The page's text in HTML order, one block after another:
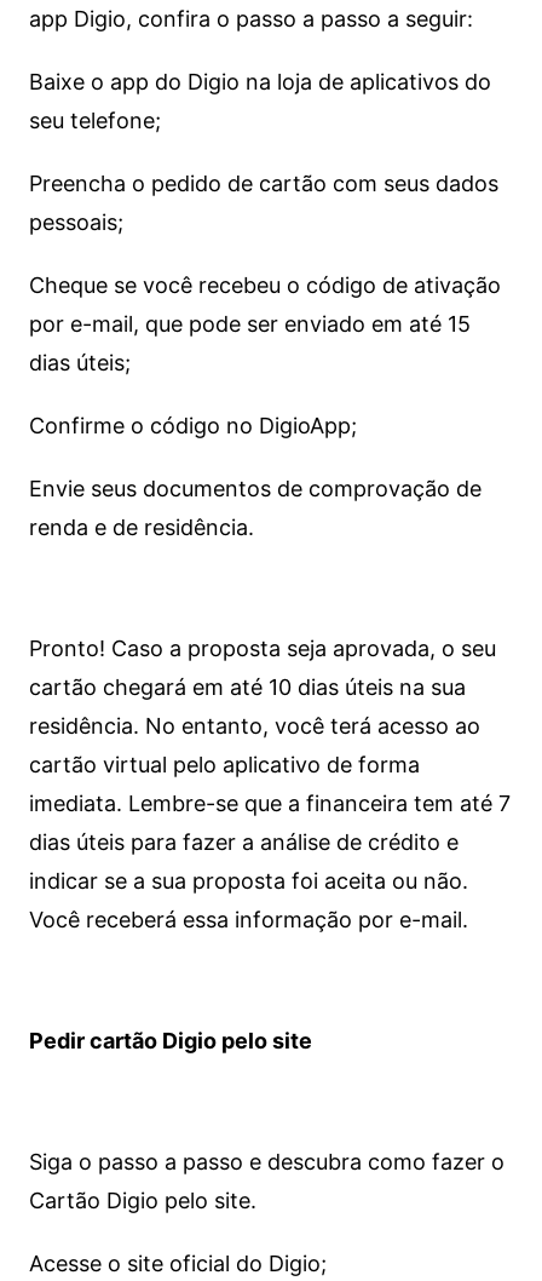
app Digio, confira o passo a passo a seguir:
Baixe o app do Digio na loja de aplicativos do
seu telefone;
Preencha o pedido de cartão com seus dados
pessoais;
Cheque se você recebeu o código de ativação
por e-mail, que pode ser enviado em até 15
dias úteis;
Confirme o código no DigioApp;
Envie seus documentos de comprovação de
renda e de residência.
Pronto! Caso a proposta seja aprovada, o seu
cartão chegará em até 10 dias úteis na sua
residência. No entanto, você terá acesso ao
cartão virtual pelo aplicativo de forma
imediata. Lembre-se que a financeira tem até 7
dias úteis para fazer a análise de crédito e
indicar se a sua proposta foi aceita ou não.
Você receberá essa informação por e-mail.
Pedir cartão Digio pelo site
Siga o passo a passo e descubra como fazer o
Cartão Digio pelo site.
Acesse o site oficial do Digio;